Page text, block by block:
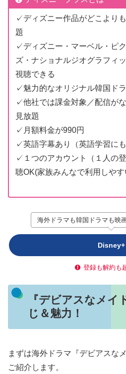
✓ディズニー作品がどこより
題
✓ディズニー・マーベル・ピ
ズ・ナショナルジオグラフィ
視聴できる
✓魅力的なオリジナル韓国ド
✓他社では課金対象／配信が
見放題
✓月額料金が990円
✓英語字幕あり（英語学習にも
✓１つのアカウント（１人の
聴OK(家族みんなで利用しやす
海外ドラマも韓国ドラマも映
Disney+
登録も解約も
『デビアスなメイ
じ＆魅力！
まずは海外ドラマ『デビアスな
ご紹介します。